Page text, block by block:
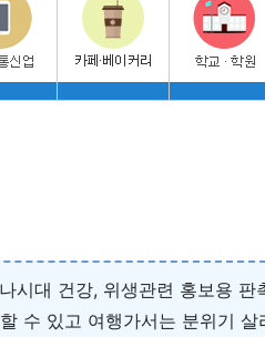
시대 건강, 위생관련 홍보용
수 있고 여행가서는 분위기